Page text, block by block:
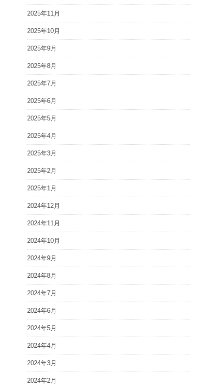
2025年11月
2025年10月
2025年9月
2025年8月
2025年7月
2025年6月
2025年5月
2025年4月
2025年3月
2025年2月
2025年1月
2024年12月
2024年11月
2024年10月
2024年9月
2024年8月
2024年7月
2024年6月
2024年5月
2024年4月
2024年3月
2024年2月